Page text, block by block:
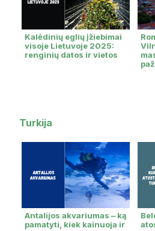
Kalėdinių eglių įžiebimai
visoje Lietuvoje 2025:
renginių datos ir vietos
Turkija
Antalijos akvariumas – ką
pamatyti, kiek kainuoja ir